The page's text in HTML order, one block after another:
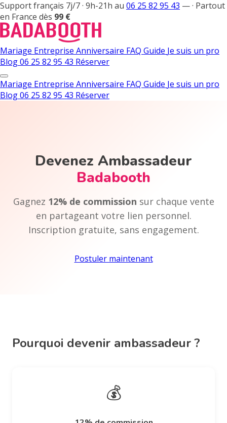
Support français 7j/7 · 9h-21h au 06 25 82 95 43 —· Partout
en France dès 99 €
Mariage Entreprise Anniversaire FAQ Guide Je suis un pro
Blog06 25 82 95 43 Réserver
Mariage Entreprise Anniversaire FAQ Guide Je suis un pro
Blog06 25 82 95 43 Réserver
Devenez Ambassadeur
Badabooth
Gagnez 12% de commission sur chaque vente
en partageant votre lien personnel.
Inscription gratuite, sans engagement.
Postuler maintenant
Pourquoi devenir ambassadeur ?
💰